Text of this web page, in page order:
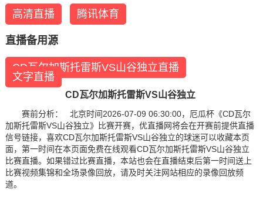
高清直播 腾讯体育
直播备用源
CD瓦尔加斯托雷斯VS山谷独立直播
文字直播
CD瓦尔加斯托雷斯VS山谷独立
赛前分析： 北京时间2026-07-09 06:30:00，厄瓜杯《CD瓦尔
加斯托雷斯VS山谷独立》比赛开赛，优直播网将会在开赛前提供直播
信号链接，喜欢CD瓦尔加斯托雷斯VS山谷独立的球迷可以收藏本页
面，第一时间在本页面免费在线观看CD瓦尔加斯托雷斯VS山谷独立
比赛直播。如果错过比赛直播，本站也会在直播结束后第一时间送上
比赛视频集锦和全场录像回放，请及时关注网站相应的录像回放频
道。